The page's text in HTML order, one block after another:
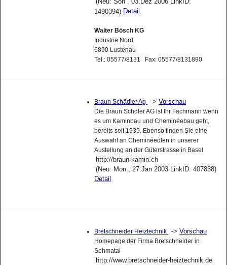
1490394) Detail
Walter Bösch KG
Industrie Nord
6890 Lustenau
Tel.: 05577/8131 Fax: 05577/8131890
Braun Schädler Ag -> Vorschau
Die Braun Schdler AG ist Ihr Fachmann wenn
es um Kaminbau und Cheminéebau geht,
bereits seit 1935. Ebenso finden Sie eine
Auswahl an Cheminéeöfen in unserer
Austellung an der Güterstrasse in Basel
http://braun-kamin.ch
(Neu: Mon , 27.Jan 2003 LinkID: 407838)
Detail
Bretschneider Heiztechnik -> Vorschau
Homepage der Firma Bretschneider in
Sehmatal
http://www.bretschneider-heiztechnik.de